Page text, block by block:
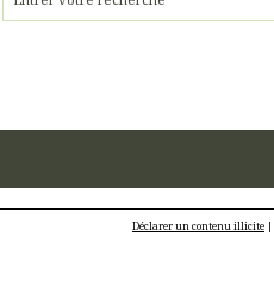
Déclarer un contenu illicite |